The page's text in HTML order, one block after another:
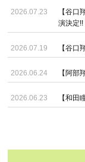
2026.07.23
【谷
演決定!!
2026.07.19 【谷口
2026.06.24 【阿
2026.06.23 【和